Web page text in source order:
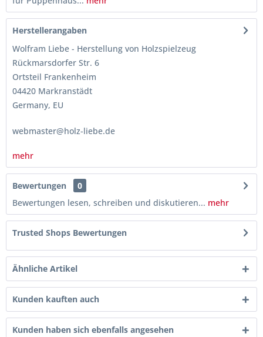
Herstellerangaben
Wolfram Liebe - Herstellung von Holzspielzeug
Rückmarsdorfer Str. 6
Ortsteil Frankenheim
04420 Markranstädt
Germany, EU
webmaster@holz-liebe.de
mehr
Bewertungen
0
Bewertungen lesen, schreiben und diskutieren... mehr
Trusted Shops Bewertungen
Ähnliche Artikel
Kunden kauften auch
Kunden haben sich ebenfalls angesehen